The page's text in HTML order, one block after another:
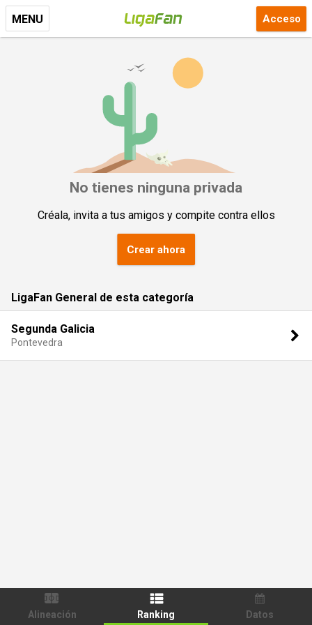
MENU Acceso
Alineación Ranking Datos
No tienes ninguna privada
Créala, invita a tus amigos y compite contra ellos
Crear ahora
LigaFan General de esta categoría
Segunda Galicia
Pontevedra